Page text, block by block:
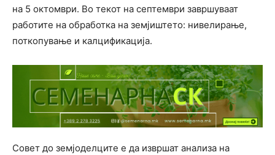
на 5 октомври. Во текот на септември завршуваат
работите на обработка на земјиштето: нивелирање,
поткопување и калцификација.
Совет до земјоделците е да извршат анализа на